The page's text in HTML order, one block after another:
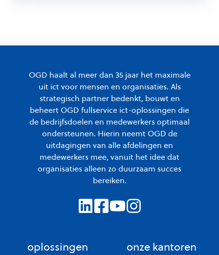
OGD haalt al meer dan 35 jaar het maximale
uit ict voor mensen en organisaties. Als
strategisch partner bedenkt, bouwt en
beheert OGD fullservice ict-oplossingen die
de bedrijfsdoelen en medewerkers optimaal
ondersteunen. Hierin neemt OGD de
uitdagingen van alle afdelingen en
medewerkers mee, vanuit het idee dat
organisaties alleen zo duurzaam succes
bereiken.
oplossingen onze kantoren